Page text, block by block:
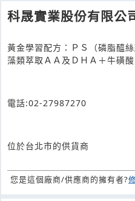
科晟實業股份有限公
黃金學習配方：ＰＳ（磷脂醯
藻類萃取ＡＡ及ＤＨＡ＋牛磺酸
電話:02-27987270
位於台北市的供貨商
您是這個廠商/供應商的擁有者?